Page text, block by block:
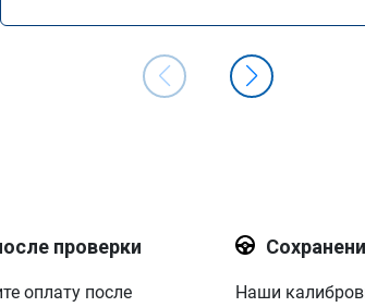
проверки
оплату после
Наши